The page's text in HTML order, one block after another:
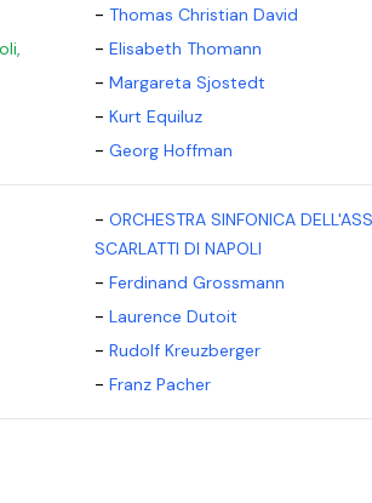
- Thomas Christian David
- Elisabeth Thomann
- Margareta Sjostedt
- Kurt Equiluz
- Georg Hoffman
- ORCHESTRA SINFONICA
SCARLATTI DI NAPOLI
- Ferdinand Grossmann
- Laurence Dutoit
- Rudolf Kreuzberger
- Franz Pacher